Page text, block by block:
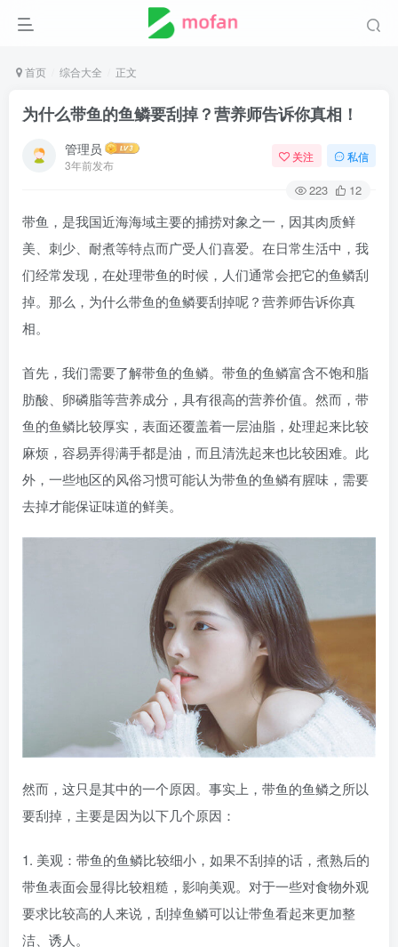
首页 综合大全 正文
为什么带鱼的鱼鳞要刮掉？营养师告诉你真相！
管理员
3年前发布
关注 私信
223 12
带鱼，是我国近海海域主要的捕捞对象之一，因其肉质鲜
美、刺少、耐煮等特点而广受人们喜爱。在日常生活中，我
们经常发现，在处理带鱼的时候，人们通常会把它的鱼鳞刮
掉。那么，为什么带鱼的鱼鳞要刮掉呢？营养师告诉你真
相。
首先，我们需要了解带鱼的鱼鳞。带鱼的鱼鳞富含不饱和脂
肪酸、卵磷脂等营养成分，具有很高的营养价值。然而，带
鱼的鱼鳞比较厚实，表面还覆盖着一层油脂，处理起来比较
麻烦，容易弄得满手都是油，而且清洗起来也比较困难。此
外，一些地区的风俗习惯可能认为带鱼的鱼鳞有腥味，需要
去掉才能保证味道的鲜美。
然而，这只是其中的一个原因。事实上，带鱼的鱼鳞之所以
要刮掉，主要是因为以下几个原因：
1. 美观：带鱼的鱼鳞比较细小，如果不刮掉的话，煮熟后的
带鱼表面会显得比较粗糙，影响美观。对于一些对食物外观
要求比较高的人来说，刮掉鱼鳞可以让带鱼看起来更加整
洁、诱人。